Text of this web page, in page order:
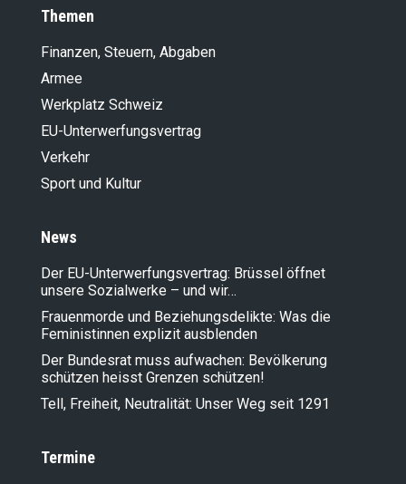
Themen
Finanzen, Steuern, Abgaben
Armee
Werkplatz Schweiz
EU-Unterwerfungsvertrag
Verkehr
Sport und Kultur
News
Der EU-Unterwerfungsvertrag: Brüssel öffnet
unsere Sozialwerke – und wir…
Frauenmorde und Beziehungsdelikte: Was die
Feministinnen explizit ausblenden
Der Bundesrat muss aufwachen: Bevölkerung
schützen heisst Grenzen schützen!
Tell, Freiheit, Neutralität: Unser Weg seit 1291
Termine